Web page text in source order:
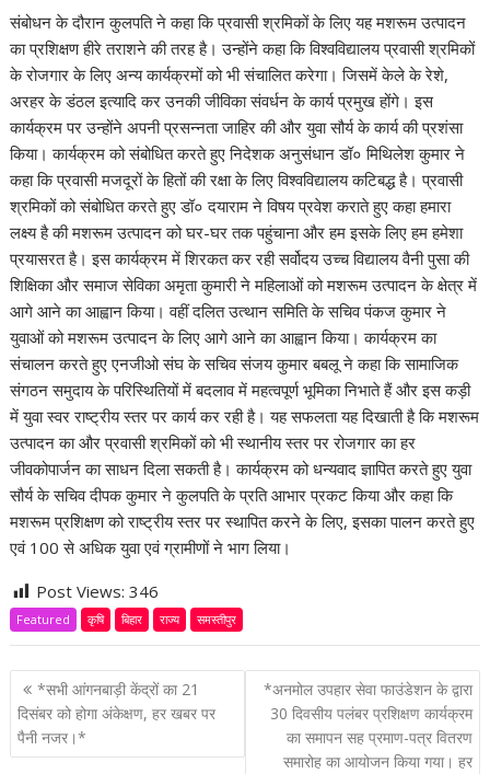
संबोधन के दौरान कुलपति ने कहा कि प्रवासी श्रमिकों के लिए यह मशरूम उत्पादन
का प्रशिक्षण हीरे तराशने की तरह है। उन्होंने कहा कि विश्वविद्यालय प्रवासी श्रमिकों
के रोजगार के लिए अन्य कार्यक्रमों को भी संचालित करेगा। जिसमें केले के रेशे,
अरहर के डंठल इत्यादि कर उनकी जीविका संवर्धन के कार्य प्रमुख होंगे। इस
कार्यक्रम पर उन्होंने अपनी प्रसन्नता जाहिर की और युवा सौर्य के कार्य की प्रशंसा
किया। कार्यक्रम को संबोधित करते हुए निदेशक अनुसंधान डॉ० मिथिलेश कुमार ने
कहा कि प्रवासी मजदूरों के हितों की रक्षा के लिए विश्वविद्यालय कटिबद्ध है। प्रवासी
श्रमिकों को संबोधित करते हुए डॉ० दयाराम ने विषय प्रवेश कराते हुए कहा हमारा
लक्ष्य है की मशरूम उत्पादन को घर-घर तक पहुंचाना और हम इसके लिए हम हमेशा
प्रयासरत है। इस कार्यक्रम में शिरकत कर रही सर्वोदय उच्च विद्यालय वैनी पुसा की
शिक्षिका और समाज सेविका अमृता कुमारी ने महिलाओं को मशरूम उत्पादन के क्षेत्र में
आगे आने का आह्वान किया। वहीं दलित उत्थान समिति के सचिव पंकज कुमार ने
युवाओं को मशरूम उत्पादन के लिए आगे आने का आह्वान किया। कार्यक्रम का
संचालन करते हुए एनजीओ संघ के सचिव संजय कुमार बबलू ने कहा कि सामाजिक
संगठन समुदाय के परिस्थितियों में बदलाव में महत्वपूर्ण भूमिका निभाते हैं और इस कड़ी
में युवा स्वर राष्ट्रीय स्तर पर कार्य कर रही है। यह सफलता यह दिखाती है कि मशरूम
उत्पादन का और प्रवासी श्रमिकों को भी स्थानीय स्तर पर रोजगार का हर
जीवकोपार्जन का साधन दिला सकती है। कार्यक्रम को धन्यवाद ज्ञापित करते हुए युवा
सौर्य के सचिव दीपक कुमार ने कुलपति के प्रति आभार प्रकट किया और कहा कि
मशरूम प्रशिक्षण को राष्ट्रीय स्तर पर स्थापित करने के लिए, इसका पालन करते हुए
एवं 100 से अधिक युवा एवं ग्रामीणों ने भाग लिया।
Post Views:346
Featured कृषि बिहार राज्य समस्तीपुर
P
o
s
*सभी आंगनबाड़ी केंद्रों का 21
दिसंबर को होगा अंकेक्षण, हर खबर पर
पैनी नजर।*
*अनमोल उपहार सेवा फाउंडेशन के द्वारा
30 दिवसीय पलंबर प्रशिक्षण कार्यक्रम
का समापन सह प्रमाण-पत्र वितरण
समारोह का आयोजन किया गया। हर